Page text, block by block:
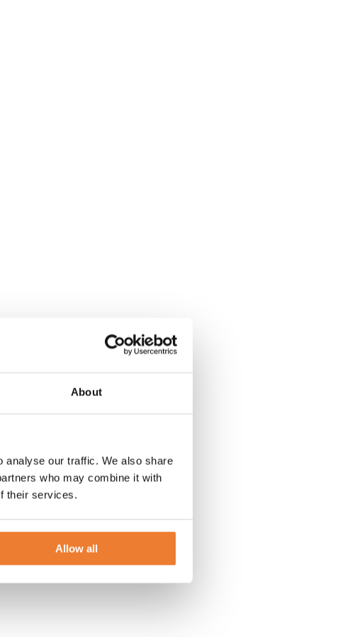
About
analyse our traffic. We also share
who may combine it with
their services.
Allow all